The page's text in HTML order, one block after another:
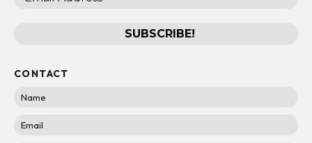
CONTACT